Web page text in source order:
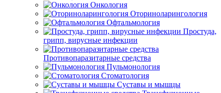
Онкология
Оториноларингология
Офтальмология
Простуда,
грипп, вирусные инфекции
Противопаразитарные средства
Пульмонология
Стоматология
Суставы и мышцы